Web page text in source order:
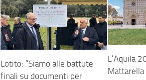
Lotito: “Siamo alle battute
finali su documenti per
L’Aquila
Mattarella